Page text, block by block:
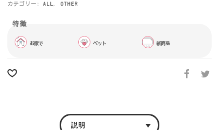
カテゴリー: ALL , OTHER
お家で ペット 新商品
説明